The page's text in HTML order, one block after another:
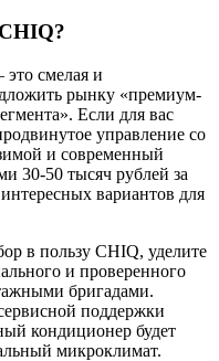
смелая и
рынку «премиум-
. Если для вас
управление со
и современный
30-50 тысяч рублей за
вариантов для
в пользу CHIQ, уделите
и проверенного
бригадами.
поддержки
кондиционер будет
микроклимат.